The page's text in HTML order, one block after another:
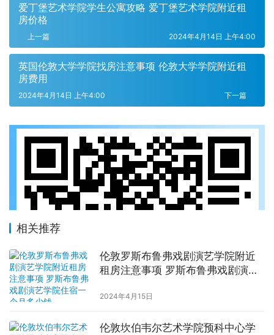
爱丁堡艺术学院学生公寓攻略 爱丁堡艺术学院附近租
房价格
上一篇 2024年4月14日 上午4:00
英国伦敦大学学院找房注意事项 伦敦大学学院附近租
房费用
下一篇
2024年4月14日 上午4:00
相关推荐
伦敦罗斯布鲁弗戏剧演艺学院附近
租房注意事项 罗斯布鲁弗戏剧演艺
2024年4月15日
伦敦坎伯韦尔艺术学院预科中心学